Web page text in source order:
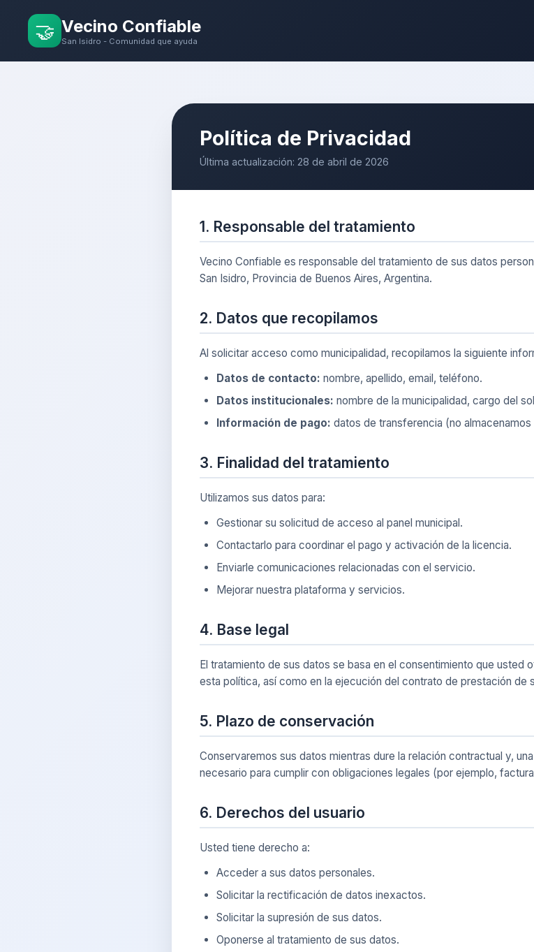
🤝 Vecino Confiable
San Isidro - Comunidad que ayuda
Política de Privacidad
Última actualización: 28 de abril de 2026
1. Responsable del tratamiento
Vecino Confiable es responsable del tratamiento de sus datos
San Isidro, Provincia de Buenos Aires, Argentina.
2. Datos que recopilamos
Al solicitar acceso como municipalidad, recopilamos la siguiente
Datos de contacto: nombre, apellido, email, teléfono.
Datos institucionales: nombre de la municipalidad, cargo del
Información de pago: datos de transferencia (no
3. Finalidad del tratamiento
Utilizamos sus datos para:
Gestionar su solicitud de acceso al panel municipal.
Contactarlo para coordinar el pago y activación de la licencia.
Enviarle comunicaciones relacionadas con el servicio.
Mejorar nuestra plataforma y servicios.
4. Base legal
El tratamiento de sus datos se basa en el consentimiento que usted
esta política, así como en la ejecución del contrato de prestación de
5. Plazo de conservación
Conservaremos sus datos mientras dure la relación contractual y,
necesario para cumplir con obligaciones legales (por ejemplo,
6. Derechos del usuario
Usted tiene derecho a:
Acceder a sus datos personales.
Solicitar la rectificación de datos inexactos.
Solicitar la supresión de sus datos.
Oponerse al tratamiento de sus datos.